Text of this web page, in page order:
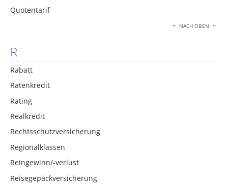
Quotentarif
NACH OBEN
R
Rabatt
Ratenkredit
Rating
Realkredit
Rechtsschutzversicherung
Regionalklassen
Reingewinn/-verlust
Reisegepäckversicherung